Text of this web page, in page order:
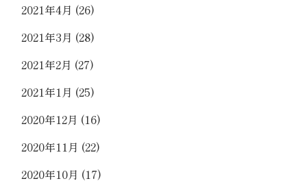
2021年4月 (26)
2021年3月 (28)
2021年2月 (27)
2021年1月 (25)
2020年12月 (16)
2020年11月 (22)
2020年10月 (17)